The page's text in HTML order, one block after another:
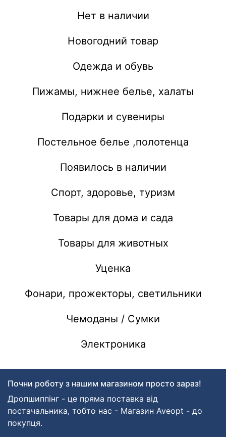
Нет в наличии
Новогодний товар
Одежда и обувь
Пижамы, нижнее белье, халаты
Подарки и сувениры
Постельное белье ,полотенца
Появилось в наличии
Спорт, здоровье, туризм
Товары для дома и сада
Товары для животных
Уценка
Фонари, прожекторы, светильники
Чемоданы / Сумки
Электроника
Почни роботу з нашим магазином просто зараз!
Дропшиппінг - це пряма поставка від
постачальника, тобто нас - Магазин Aveopt - до
покупця.